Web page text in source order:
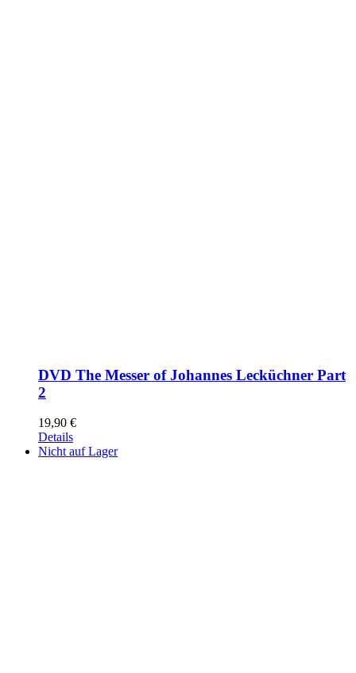
DVD The Messer of Johannes Lecküchner Part
2
19,90 €
Details
Nicht auf Lager